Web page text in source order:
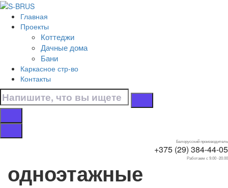
Перейти к контенту
Главная
Проекты
Коттеджи
Дачные дома
Бани
Каркасное стр-во
Контакты
Белорусский производитель
+375 (29) 384-44-05
Работаем с 9.00 -20.00
Главная
Дачные дома
Одноэтажные
С верандой
Дачные дома с
верандой
одноэтажные